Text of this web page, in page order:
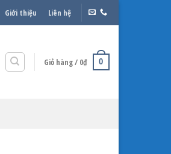
Giới thiệu Liên hệ
Giỏ hàng / 0₫ 0